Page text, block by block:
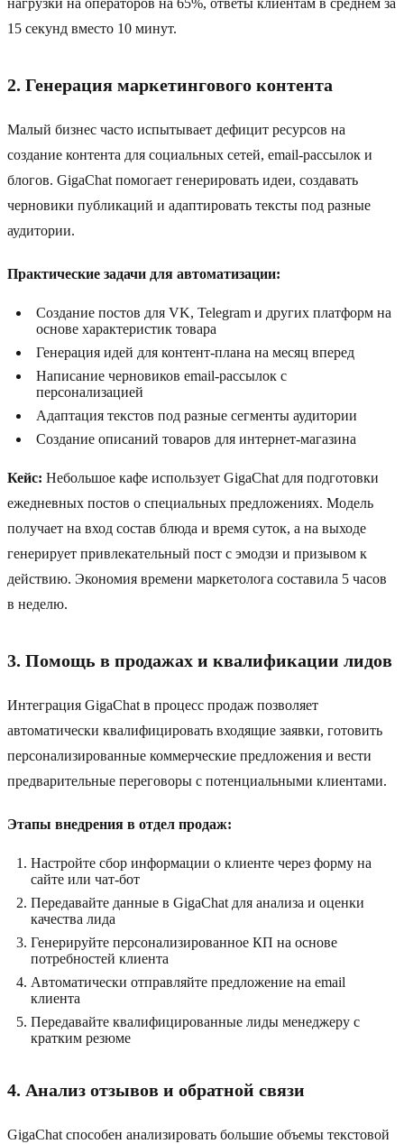
нагрузки на операторов на 65%, ответы клиентам в среднем за
15 секунд вместо 10 минут.
2. Генерация маркетингового контента
Малый бизнес часто испытывает дефицит ресурсов на
создание контента для социальных сетей, email-рассылок и
блогов. GigaChat помогает генерировать идеи, создавать
черновики публикаций и адаптировать тексты под разные
аудитории.
Практические задачи для автоматизации:
Создание постов для VK, Telegram и других платформ на
основе характеристик товара
Генерация идей для контент-плана на месяц вперед
Написание черновиков email-рассылок с
персонализацией
Адаптация текстов под разные сегменты аудитории
Создание описаний товаров для интернет-магазина
Кейс: Небольшое кафе использует GigaChat для подготовки
ежедневных постов о специальных предложениях. Модель
получает на вход состав блюда и время суток, а на выходе
генерирует привлекательный пост с эмодзи и призывом к
действию. Экономия времени маркетолога составила 5 часов
в неделю.
3. Помощь в продажах и квалификации лидов
Интеграция GigaChat в процесс продаж позволяет
автоматически квалифицировать входящие заявки, готовить
персонализированные коммерческие предложения и вести
предварительные переговоры с потенциальными клиентами.
Этапы внедрения в отдел продаж:
Настройте сбор информации о клиенте через форму на
сайте или чат-бот
Передавайте данные в GigaChat для анализа и оценки
качества лида
Генерируйте персонализированное КП на основе
потребностей клиента
Автоматически отправляйте предложение на email
клиента
Передавайте квалифицированные лиды менеджеру с
кратким резюме
4. Анализ отзывов и обратной связи
GigaChat способен анализировать большие объемы текстовой